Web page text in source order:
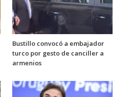
Bustillo convocó a embajador
turco por gesto de canciller a
armenios